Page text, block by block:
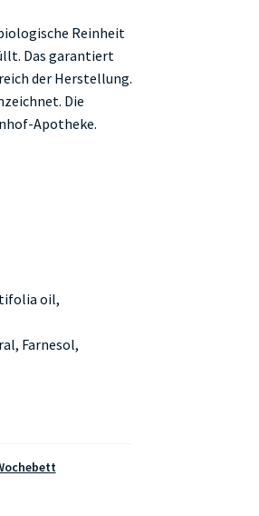
Reinheit
Das garantiert
der Herstellung.
Die
Apotheke.
oil,
Farnesol,